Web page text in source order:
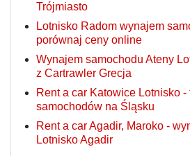
Trójmiasto
Lotnisko Radom wynajem
porównaj ceny online
Wynajem samochodu Ateny
z Cartrawler Grecja
Rent a car Katowice Lotnisko
samochodów na Śląsku
Rent a car Agadir, Maroko -
Lotnisko Agadir